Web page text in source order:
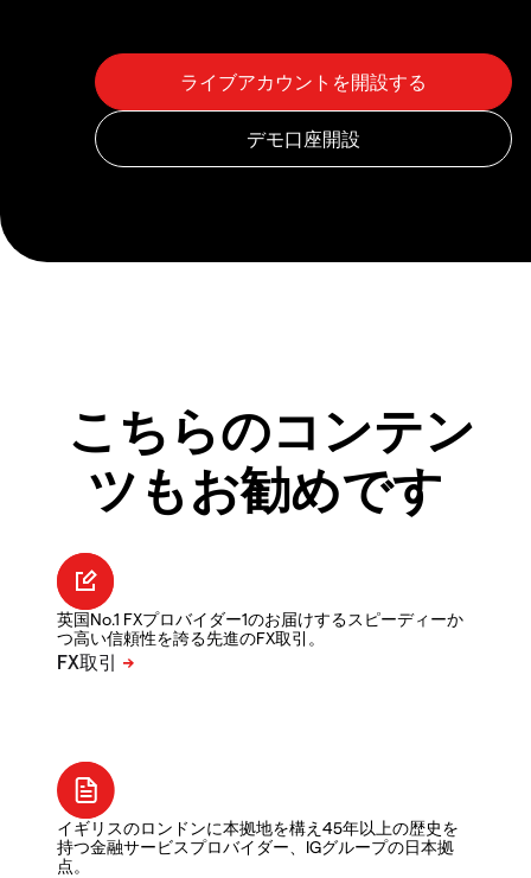
こちらのコンテン
ツもお勧めです
英国No.1 FXプロバイダー1のお届けするスピーディーか
つ高い信頼性を誇る先進のFX取引。
イギリスのロンドンに本拠地を構え45年以上の歴史を
持つ金融サービスプロバイダー、IGグループの日本拠
点。